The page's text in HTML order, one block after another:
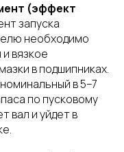
(эффект
запуска
необходимо
вязкое
в подшипниках.
в 5–7
по пусковому
вал и уйдет в